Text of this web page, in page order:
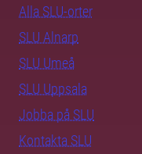
Alla SLU-orter
SLU Alnarp
SLU Umeå
SLU Uppsala
Jobba på SLU
Kontakta SLU